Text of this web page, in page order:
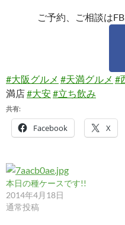
ご予約、ご相談は
#大阪グルメ #天満グルメ #
満店#大安#立ち飲み
共有:
Facebook X
本日の種ケースです!!
2014年4月18日
通常投稿